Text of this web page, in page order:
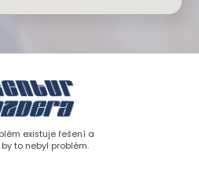
existuje řešení a
to nebyl problém.